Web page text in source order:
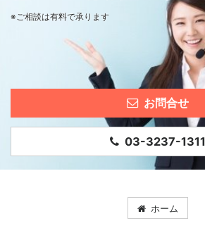
※ご相談は有料で承ります
お問合せ
03-3237-1311
ホーム